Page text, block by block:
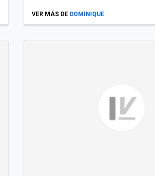
VER MÁS DE DOMINIQUE